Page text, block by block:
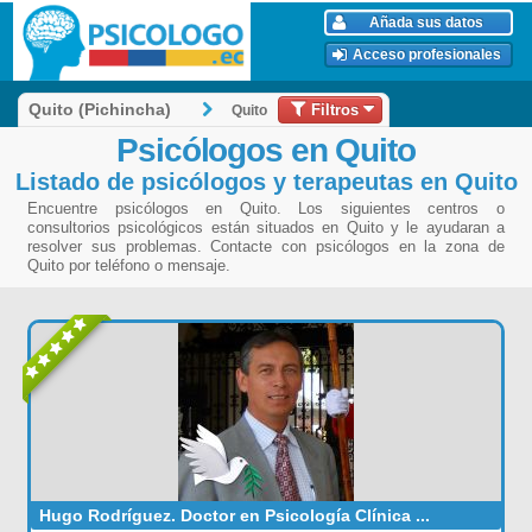
Añada sus datos
Acceso profesionales
Quito (Pichincha) Quito Filtros
Psicólogos en Quito
Listado de psicólogos y terapeutas en Quito
Encuentre psicólogos en Quito. Los siguientes centros o
consultorios psicológicos están situados en Quito y le ayudaran a
resolver sus problemas. Contacte con psicólogos en la zona de
Quito por teléfono o mensaje.
Hugo Rodríguez. Doctor en Psicología Clínica ...